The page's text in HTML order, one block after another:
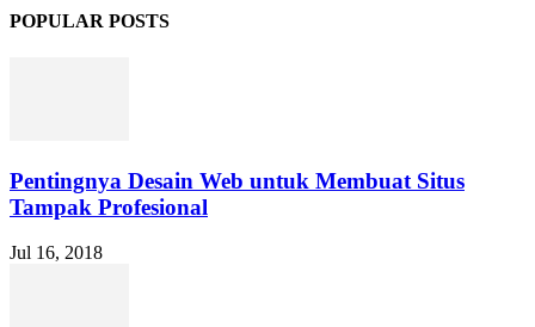
POPULAR POSTS
Pentingnya Desain Web untuk Membuat Situs
Tampak Profesional
Jul 16, 2018